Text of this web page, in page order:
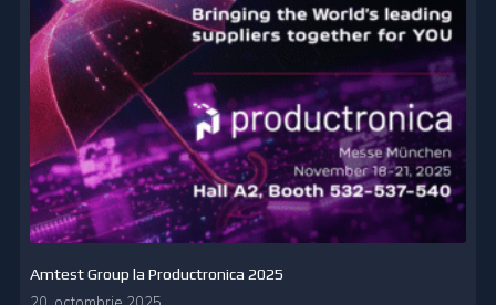
Amtest Group la Productronica 2025